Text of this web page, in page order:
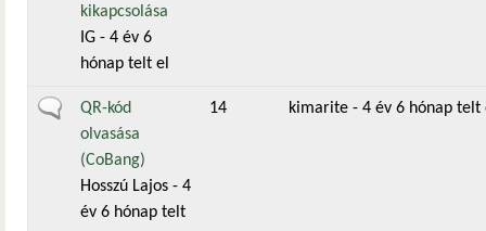
kikapcsolása
IG - 4 év 6
hónap telt el
Általános téma
QR-kód
olvasása
(CoBang)
Hosszú Lajos - 4
év 6 hónap telt
14 kimarite - 4 év 6 hónap telt